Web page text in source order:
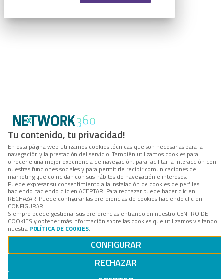
Tu contenido, tu privacidad!
En esta página web utilizamos cookies técnicas que son necesarias para la
navegación y la prestación del servicio. También utilizamos cookies para
ofrecerle una mejor experiencia de navegación, para facilitar la interacción con
nuestras funciones sociales y para permitirle recibir comunicaciones de
marketing que coincidan con sus hábitos de navegación e intereses.
Puede expresar su consentimiento a la instalación de cookies de perfiles
haciendo haciendo clic en ACEPTAR. Para rechazar puede hacer clic en
RECHAZAR. Puede configurar las preferencias de cookies haciendo clic en
CONFIGURAR.
Siempre puede gestionar sus preferencias entrando en nuestro CENTRO DE
COOKIES y obtener más información sobre las cookies que utilizamos visitando
nuestra POLÍTICA DE COOKIES.
CONFIGURAR
RECHAZAR